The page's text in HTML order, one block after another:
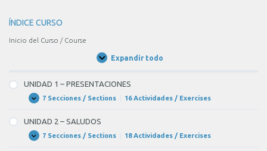
–
BLANK
11
Nestea,
por
ÍNDICE CURSO
Inicio del Curso / Course
Expandir todo
Unidades
UNIDAD 1 – PRESENTACIONES
Expandir
UNIDAD
–
PRESENTACIONES
7 Secciones / Sections 16 Actividades / Exercises
UNIDAD 2 – SALUDOS
Expandir
UNIDAD7 Secciones / Sections 18 Actividades / Exercises